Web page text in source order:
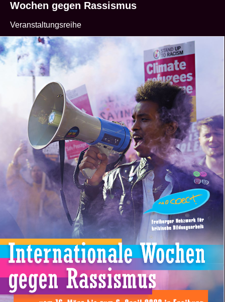
Wochen gegen Rassismus
Veranstaltungsreihe